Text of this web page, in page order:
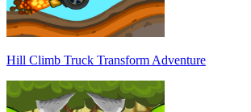
Hill Climb Truck Transform Adventure